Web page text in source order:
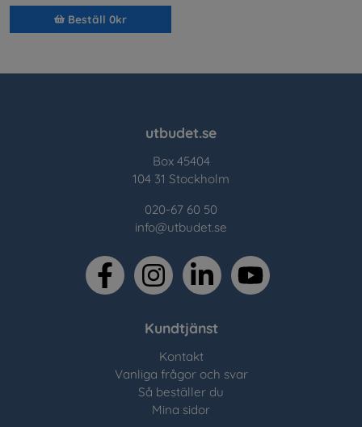
Beställ 0kr
utbudet.se
Box 45404
104 31 Stockholm
020-67 60 50
info@utbudet.se
facebookinstagramlinkedin youtube
Kundtjänst
Kontakt
Vanliga frågor och svar
Så beställer du
Mina sidor